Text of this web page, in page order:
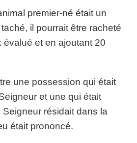
premier-né était un
il pourrait être racheté
évalué et en ajoutant 20
une possession qui était
et une qui était
résidait dans la
était prononcé.